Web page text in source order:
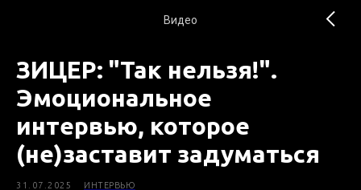
Видео
ЗИЦЕР: "Так нельзя!".
Эмоциональное
интервью, которое
(не)заставит задуматься
31.07.2025 ИНТЕРВЬЮ